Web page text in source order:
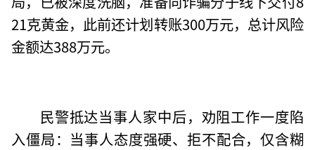
21克黄金，此前还计划转账300万元，总计风险
金额达388万元。
民警抵达当事人家中后，劝阻工作一度陷
入僵局：当事人态度强硬、拒不配合，仅含糊